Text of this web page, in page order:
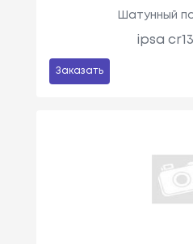
Шатунный
ipsa
Заказать